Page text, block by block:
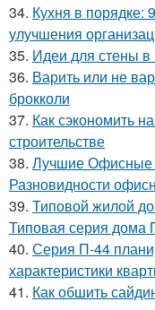
34. Кухня в порядке:
улучшения
35. Идеи для стены в
36. Варить или не
брокколи
37. Как сэкономить
строительстве
38. Лучшие Офисные
Разновидности
39. Типовой жилой
Типовая серия дома
40. Серия П-44
характеристики
41. Как обшить